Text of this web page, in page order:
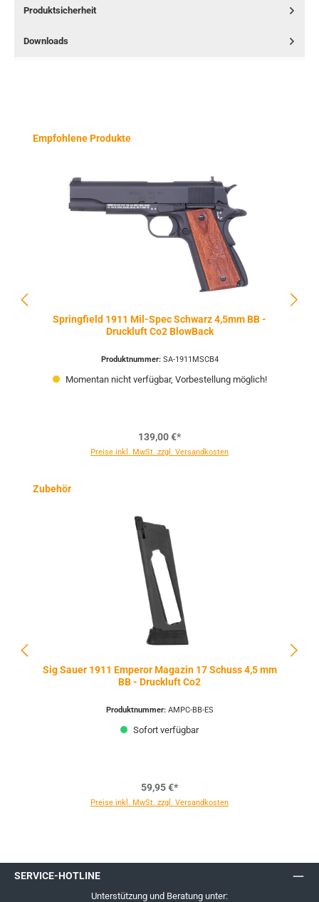
Produktsicherheit
Downloads
Produktgalerie überspringen
Empfohlene Produkte
Springfield 1911 Mil-Spec Schwarz 4,5mm BB -
Druckluft Co2 BlowBack
Produktnummer: SA-1911MSCB4
Momentan nicht verfügbar, Vorbestellung möglich!
139,00 €*
Preise inkl. MwSt. zzgl. Versandkosten
Produktgalerie überspringen
Zubehör
Sig Sauer 1911 Emperor Magazin 17 Schuss 4,5 mm
BB - Druckluft Co2
Produktnummer: AMPC-BB-ES
Sofort verfügbar
59,95 €*
Preise inkl. MwSt. zzgl. Versandkosten
SERVICE-HOTLINE
Unterstützung und Beratung unter: